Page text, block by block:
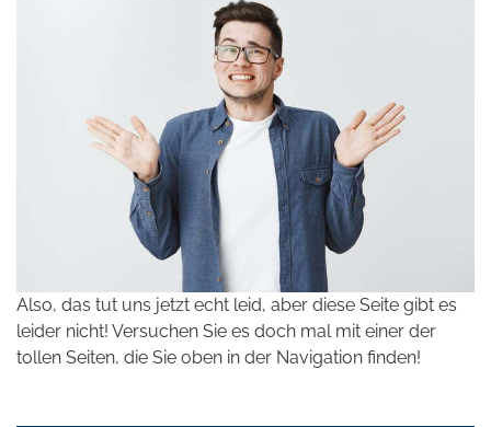
Also, das tut uns jetzt echt leid, aber diese Seite gibt es
leider nicht! Versuchen Sie es doch mal mit einer der
tollen Seiten, die Sie oben in der Navigation finden!